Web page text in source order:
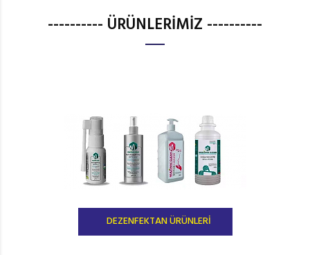
---------- ÜRÜNLERİMİZ ----------
DEZENFEKTAN ÜRÜNLERİ